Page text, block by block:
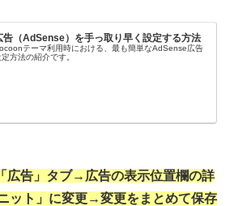
告（AdSense）を手っ取り早く設定する方法
テーマ利用時における、最も簡単なAdSense広告
定方法の紹介です。
広告」タブ→広告の表示位置欄の詳
ット」に変更→変更をまとめて保存